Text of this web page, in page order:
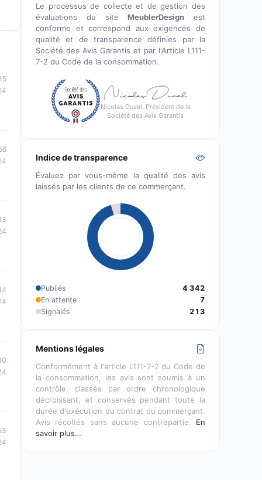
Le processus de collecte et de gestion des
évaluations du siteMeublerDesign est
conforme et correspond aux exigences de
qualité et de transparence définies par la
Société des Avis Garantis et par l'Article L111-
7-2 du Code de la consommation.
Nicolas Duval, Président de la
Société des Avis Garantis
Indice de transparence
Évaluez par vous-même la qualité des avis
laissés par les clients de ce commerçant.
Publiés
4 342
En attente
7
Signalés
213
Mentions légales
Conformément à l'article L111-7-2 du Code de
la consommation, les avis sont soumis à un
contrôle, classés par ordre chronologique
décroissant, et conservés pendant toute la
durée d'exécution du contrat du commerçant.
Avis récoltés sans aucune contrepartie. En
savoir plus…